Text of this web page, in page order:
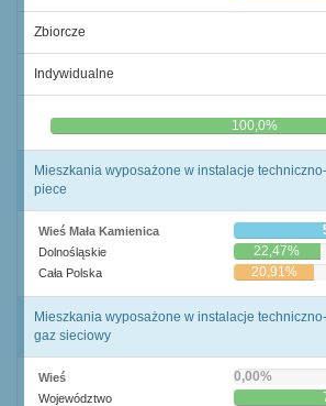
Zbiorcze
Indywidualne
0,0% 100,0%
Mieszkania wyposażone w instalacje
piece
Wieś Mała Kamienica
Dolnośląskie 22,47%
Cała Polska 20,91%
Mieszkania wyposażone w instalacje
gaz sieciowy
Wieś 0,00%
Województwo